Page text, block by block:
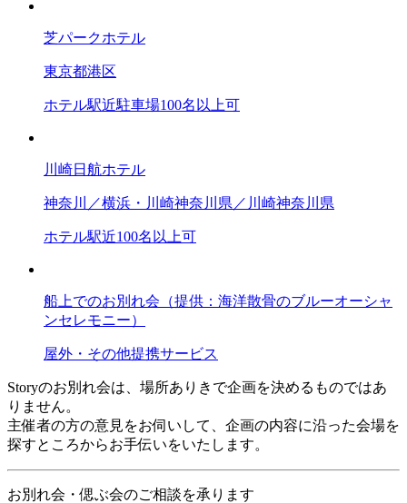
芝パークホテル
東京都港区
ホテル駅近駐車場100名以上可
川崎日航ホテル
神奈川／横浜・川崎神奈川県／川崎神奈川県
ホテル駅近100名以上可
船上でのお別れ会（提供：海洋散骨のブルーオーシャ
ンセレモニー）
屋外・その他提携サービス
Storyのお別れ会は、場所ありきで企画を決めるものではあ
りません。
主催者の方の意見をお伺いして、企画の内容に沿った会場を
探すところからお手伝いをいたします。
お別れ会・偲ぶ会のご相談を承ります